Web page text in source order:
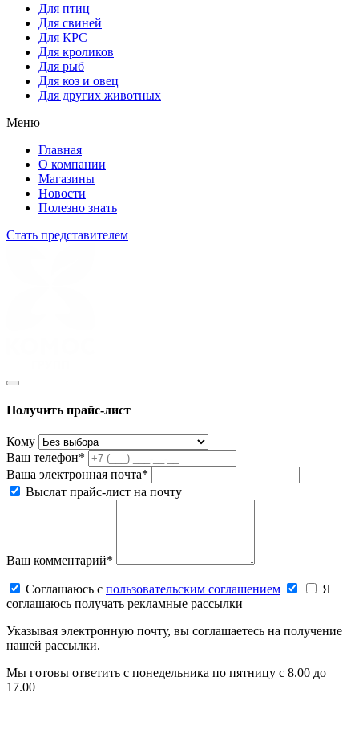
Для птиц
Для свиней
Для КРС
Для кроликов
Для рыб
Для коз и овец
Для других животных
Меню
Главная
О компании
Магазины
Новости
Полезно знать
Стать представителем
Получить прайс-лист
Кому
Ваш телефон*
Ваша электронная почта*
Выслат прайс-лист на почту
Ваш комментарий*
Соглашаюсь c пользовательским соглашением
Я
соглашаюсь получать рекламные рассылки
Указывая электронную почту, вы соглашаетесь на получение
нашей рассылки.
Мы готовы ответить с понедельника по пятницу с 8.00 до
17.00